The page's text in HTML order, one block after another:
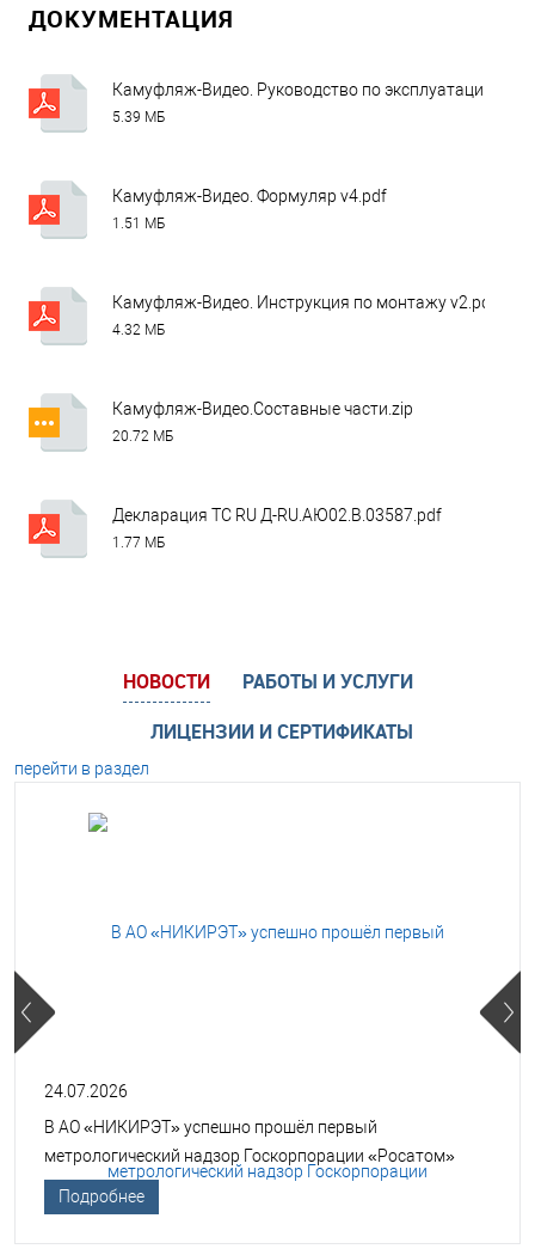
ДОКУМЕНТАЦИЯ
Камуфляж-Видео. Руководство по эксплуатации
5.39 МБ
Камуфляж-Видео. Формуляр v4.pdf
1.51 МБ
Камуфляж-Видео. Инструкция по монтажу v2.pdf
4.32 МБ
Камуфляж-Видео.Составные части.zip
20.72 МБ
Декларация ТС RU Д-RU.АЮ02.В.03587.pdf
1.77 МБ
НОВОСТИ
РАБОТЫ И УСЛУГИ
ЛИЦЕНЗИИ И СЕРТИФИКАТЫ
перейти в раздел
24.07.2026
В АО «НИКИРЭТ» успешно прошёл первый
метрологический надзор Госкорпорации «Росатом»
Подробнее